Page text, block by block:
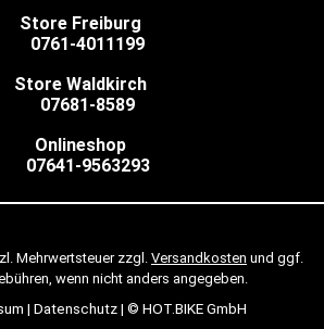
Store Freiburg
0761-4011199
Store Waldkirch
07681-8589
Onlineshop
07641-9563293
Mehrwertsteuer zzgl. Versandkosten und ggf.
wenn nicht anders angegeben.
| Datenschutz| © HOT.BIKE GmbH